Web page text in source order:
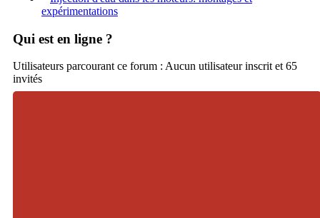
expérimentations
Qui est en ligne ?
Utilisateurs parcourant ce forum : Aucun utilisateur inscrit et 65
invités